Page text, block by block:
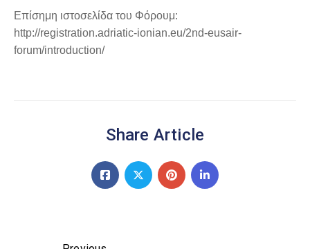
Επίσημη ιστοσελίδα του Φόρουμ:
http://registration.adriatic-ionian.eu/2nd-eusair-
forum/introduction/
Share Article